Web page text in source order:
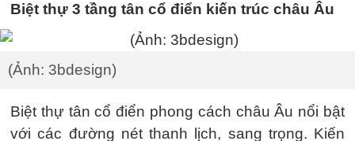
Biệt thự 3 tầng tân cổ điển kiến trúc châu Âu
(Ảnh: 3bdesign)
Biệt thự tân cổ điển phong cách châu Âu nổi bật
với các đường nét thanh lịch, sang trọng. Kiến